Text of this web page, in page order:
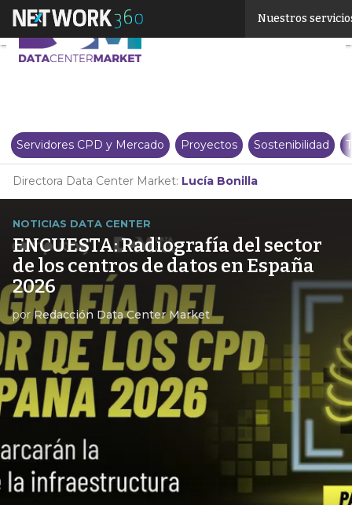
Nuestros
Servidores CPD y Mercado Proyectos Sostenibilidad
Directora Data Center Market: Lucía Bonilla
NOTICIAS DATA CENTER
ENCUESTA: Radiografía del sector
de los centros de datos en España
2026
porRedacción Data Center Market